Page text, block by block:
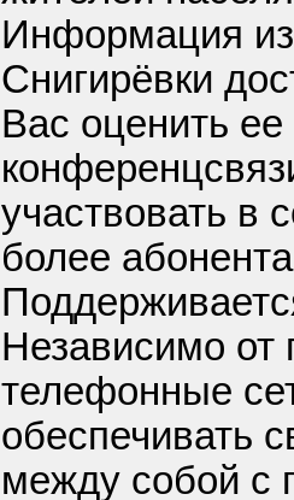
Информация
Снигирёвки
Вас оценить ее
участвовать в
более
Независимо от
телефонные
обеспечивать
между собой